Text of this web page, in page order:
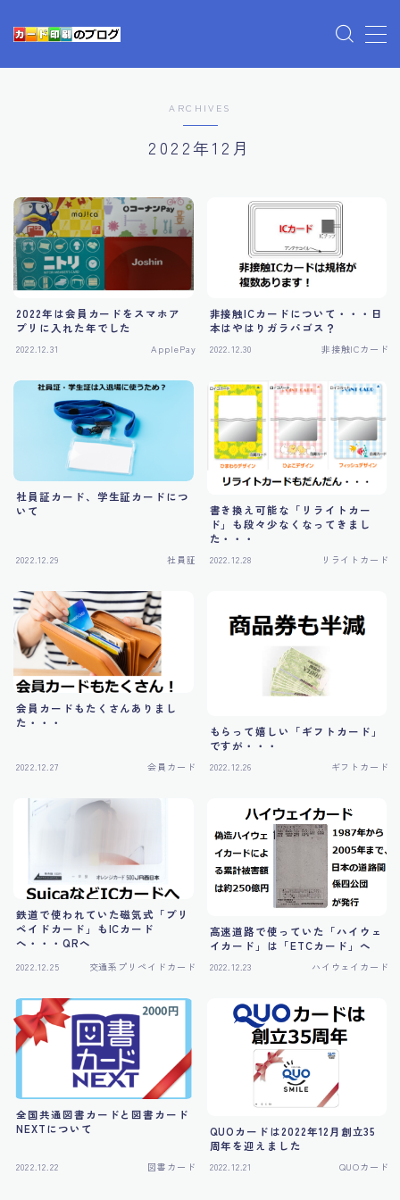
利用規約／特定商取引法に基づく表記
有料記事の決済完了ページ
ARCHIVES
2022年12月
2022年は会員カードをスマホア
プリに入れた年でした
2022.12.31 ApplePay
非接触ICカードについて・・・日
本はやはりガラパゴス？
2022.12.30 非接触ICカード
社員証カード、学生証カードにつ
いて
2022.12.29 社員証
書き換え可能な「リライトカー
ド」も段々少なくなってきまし
た・・・
2022.12.28 リライトカード
会員カードもたくさんありまし
た・・・
2022.12.27 会員カード
もらって嬉しい「ギフトカード」
ですが・・・
2022.12.26 ギフトカード
鉄道で使われていた磁気式「プリ
ペイドカード」もICカード
へ・・・QRへ
2022.12.25 交通系プリペイドカード
高速道路で使っていた「ハイウェ
イカード」は「ETCカード」へ
2022.12.23 ハイウェイカード
全国共通図書カードと図書カード
NEXTについて
2022.12.22 図書カード
QUOカードは2022年12月創立35
周年を迎えました
2022.12.21 QUOカード